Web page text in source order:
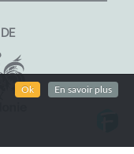
Ok En savoir plus